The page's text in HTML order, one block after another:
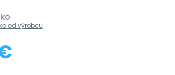
od výrobcu